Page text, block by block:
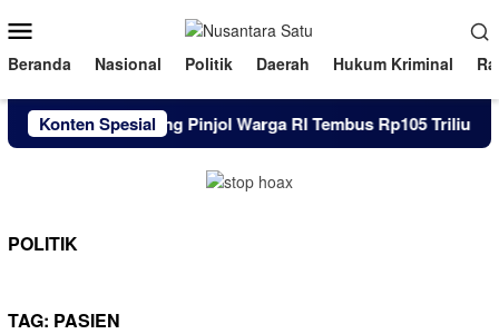
ke
kontenMobile
Beranda Nasional Politik Daerah Hukum Kriminal
Konten SpesialUtang Pinjol Warga RI Tembus Rp105 Triliun
POLITIK
TAG: PASIEN